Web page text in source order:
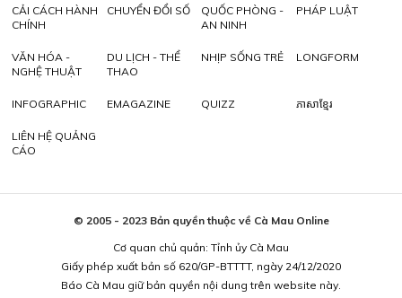
CẢI CÁCH HÀNH
CHÍNH
CHUYỂN ĐỔI SỐ
QUỐC PHÒNG -
AN NINH
PHÁP LUẬT
VĂN HÓA -
NGHỆ THUẬT
DU LỊCH - THỂ
THAO
NHỊP SỐNG TRẺ LONGFORM
INFOGRAPHIC EMAGAZINE QUIZZ ភាសាខ្មែរ
LIÊN HỆ QUẢNG
CÁO
© 2005 - 2023 Bản quyền thuộc về Cà Mau Online
Cơ quan chủ quản: Tỉnh ủy Cà Mau
Giấy phép xuất bản số 620/GP-BTTTT, ngày 24/12/2020
Báo Cà Mau giữ bản quyền nội dung trên website này.